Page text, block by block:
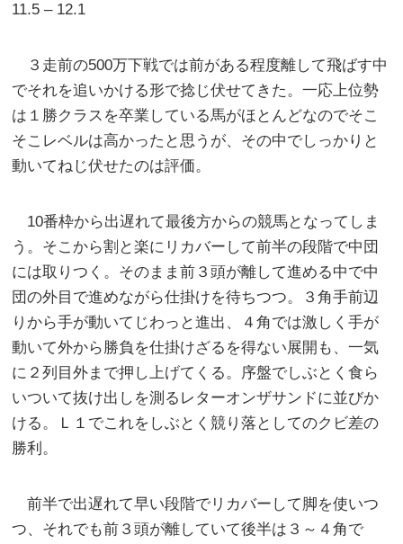
11.5 – 12.1
３走前の500万下戦では前がある程度離して飛ばす中
でそれを追いかける形で捻じ伏せてきた。一応上位勢
は１勝クラスを卒業している馬がほとんどなのでそこ
そこレベルは高かったと思うが、その中でしっかりと
動いてねじ伏せたのは評価。
10番枠から出遅れて最後方からの競馬となってしま
う。そこから割と楽にリカバーして前半の段階で中団
には取りつく。そのまま前３頭が離して進める中で中
団の外目で進めながら仕掛けを待ちつつ。３角手前辺
りから手が動いてじわっと進出、４角では激しく手が
動いて外から勝負を仕掛けざるを得ない展開も、一気
に２列目外まで押し上げてくる。序盤でしぶとく食ら
いついて抜け出しを測るレターオンザサンドに並びか
ける。Ｌ１でこれをしぶとく競り落としてのクビ差の
勝利。
前半で出遅れて早い段階でリカバーして脚を使いつ
つ、それでも前３頭が離していて後半は３～４角で